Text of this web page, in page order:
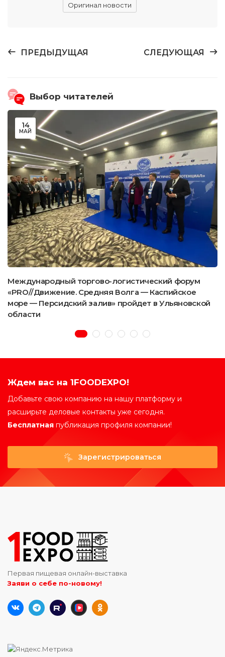
Оригинал новости
ПРЕДЫДУЩАЯ СЛЕДУЮЩАЯ
Выбор читателей
14
МАЙ
Международный торгово-логистический форум
«PRO//Движение. Средняя Волга — Каспийское
море — Персидский залив» пройдет в Ульяновской
области
Ждем вас на 1FOODEXPO!
Добавьте свою компанию на нашу платформу и
расширьте деловые контакты уже сегодня.
Бесплатная публикация профиля компании!
Зарегистрироваться
Первая пищевая онлайн-выставка
Заяви о себе по-новому!